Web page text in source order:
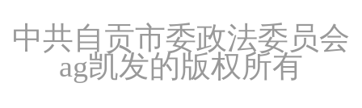
中共自贡市委政法委员会
ag凯发的版权所有